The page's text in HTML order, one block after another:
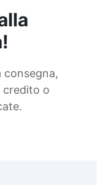
consegna,
credito o